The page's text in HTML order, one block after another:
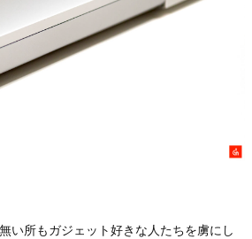
い所もガジェット好きな人たちを虜にし